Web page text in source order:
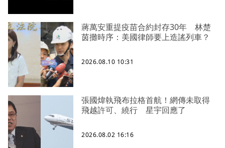
蔣萬安重提疫苗合約封存30年 林楚
茵攤時序：美國律師要上造謠列車？
2026.08.10 10:31
張國煒執飛布拉格首航！網傳未取得
飛越許可、繞行 星宇回應了
2026.08.02 16:16